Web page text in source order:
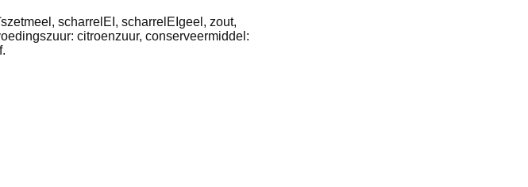
scharrelEI, scharrelEIgeel, zout,
citroenzuur, conserveermiddel: